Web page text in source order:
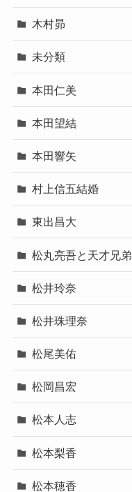
木村昴
未分類
本田仁美
本田望結
本田響矢
村上信五結婚
東出昌大
松丸亮吾と天才兄弟
松井玲奈
松井珠理奈
松尾美佑
松岡昌宏
松本人志
松本梨香
松本穂香